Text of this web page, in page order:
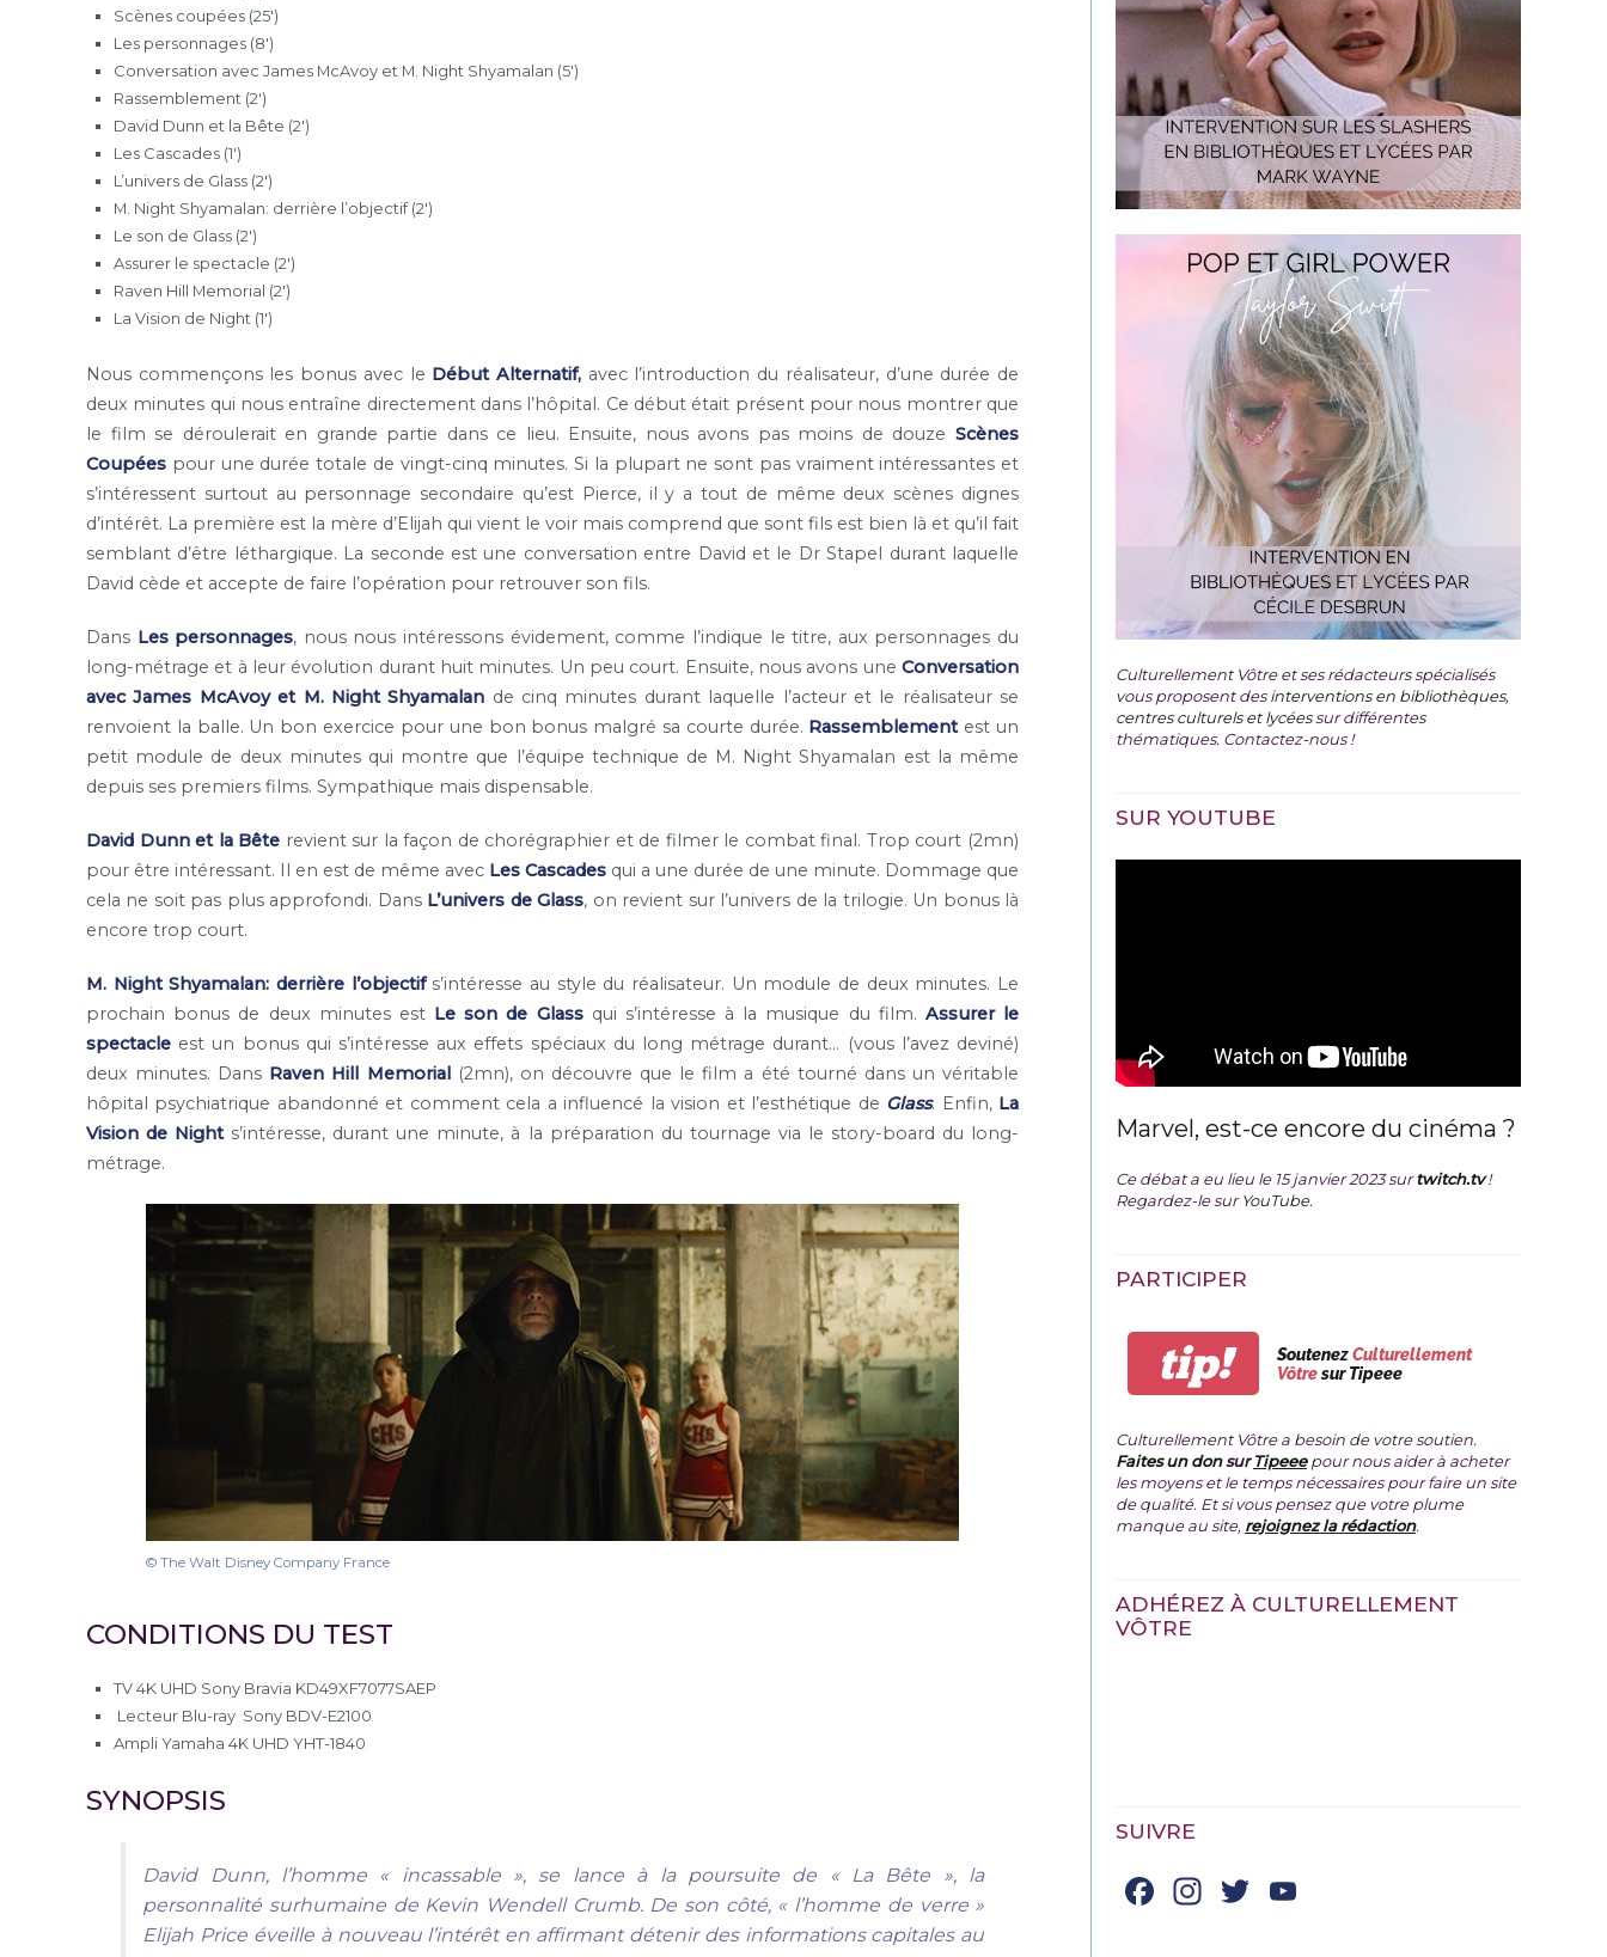
Scènes coupées (25′)
Les personnages (8′)
Conversation avec James McAvoy et M. Night Shyamalan (5′)
Rassemblement (2′)
David Dunn et la Bête (2′)
Les Cascades (1′)
L’univers de Glass (2′)
M. Night Shyamalan: derrière l’objectif (2′)
Le son de Glass (2′)
Assurer le spectacle (2′)
Raven Hill Memorial (2′)
La Vision de Night (1′)
Nous commençons les bonus avec le Début Alternatif, avec l’introduction du réalisateur, d’une durée de
deux minutes qui nous entraîne directement dans l’hôpital. Ce début était présent pour nous montrer que
le film se déroulerait en grande partie dans ce lieu. Ensuite, nous avons pas moins de douze Scènes
Coupées pour une durée totale de vingt-cinq minutes. Si la plupart ne sont pas vraiment intéressantes et
s’intéressent surtout au personnage secondaire qu’est Pierce, il y a tout de même deux scènes dignes
d’intérêt. La première est la mère d’Elijah qui vient le voir mais comprend que sont fils est bien là et qu’il fait
semblant d’être léthargique. La seconde est une conversation entre David et le Dr Stapel durant laquelle
David cède et accepte de faire l’opération pour retrouver son fils.
Dans Les personnages, nous nous intéressons évidement, comme l’indique le titre, aux personnages du
long-métrage et à leur évolution durant huit minutes. Un peu court. Ensuite, nous avons une Conversation
avec James McAvoy et M. Night Shyamalan de cinq minutes durant laquelle l’acteur et le réalisateur se
renvoient la balle. Un bon exercice pour une bon bonus malgré sa courte durée. Rassemblementest un
petit module de deux minutes qui montre que l’équipe technique de M. Night Shyamalan est la même
depuis ses premiers films. Sympathique mais dispensable.
David Dunn et la Bête revient sur la façon de chorégraphier et de filmer le combat final. Trop court (2mn)
pour être intéressant. Il en est de même avec Les Cascades qui a une durée de une minute. Dommage que
cela ne soit pas plus approfondi. Dans L’univers de Glass, on revient sur l’univers de la trilogie. Un bonus là
encore trop court.
M. Night Shyamalan: derrière l’objectifs’intéresse au style du réalisateur. Un module de deux minutes. Le
prochain bonus de deux minutes est Le son de Glassqui s’intéresse à la musique du film. Assurer le
spectacle est un bonus qui s’intéresse aux effets spéciaux du long métrage durant… (vous l’avez deviné)
deux minutes. Dans Raven Hill Memorial
(2mn), on découvre que le film a été tourné dans un véritable
hôpital psychiatrique abandonné et comment cela a influencé la vision et l’esthétique de Glass. Enfin, La
Vision de Nights’intéresse, durant une minute, à la préparation du tournage via le story-board du long-
métrage.
© The Walt Disney Company France
CONDITIONS DU TEST
TV 4K UHD Sony Bravia KD49XF7077SAEP
Lecteur Blu-ray Sony BDV-E2100
Ampli Yamaha 4K UHD YHT-1840
SYNOPSIS
David Dunn, l’homme « incassable », se lance à la poursuite de « La Bête », la
personnalité surhumaine de Kevin Wendell Crumb. De son côté, « l’homme de verre »
Elijah Price éveille à nouveau l’intérêt en affirmant détenir des informations capitales au
Culturellement Vôtre et ses rédacteurs spécialisés
vous proposent desinterventions en bibliothèques,
centres culturels et lycéessur différentes
thématiques. Contactez-nous !
SUR YOUTUBE
Marvel, est-ce encore du cinéma ?
Ce débat a eu lieu le 15 janvier 2023 surtwitch.tv !
Regardez-le surYouTube.
PARTICIPER
tip! SoutenezCulturellement
Vôtresur Tipeee
Culturellement Vôtre a besoin de votre soutien.
Faites un donsurTipeeepour nous aider à acheter
les moyens et le temps nécessaires pour faire un site
de qualité. Et si vous pensez que votre plume
manque au site, rejoignez la rédaction.
ADHÉREZ À CULTURELLEMENT
VÔTRE
SUIVRE
Facebook
Instagram
Twitter